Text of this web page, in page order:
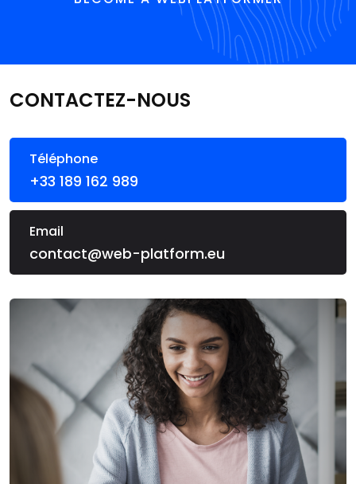
CONTACTEZ-NOUS
Téléphone
+33 189 162 989
Email
contact@web-platform.eu